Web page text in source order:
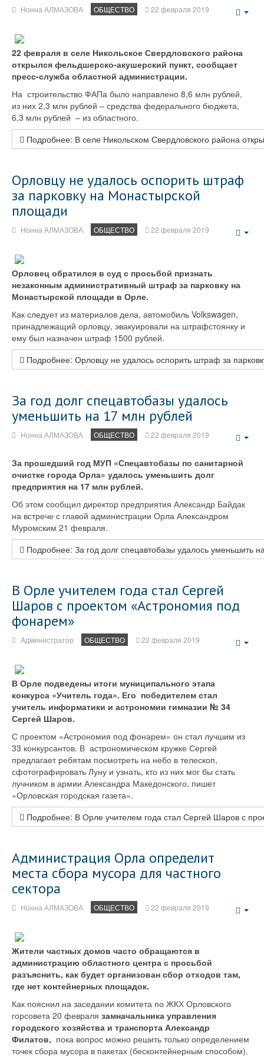
Нонна АЛМАЗОВА ОБЩЕСТВО 22 февраля 2019
22 февраля в селе Никольское Свердловского района
открылся фельдшерско-акушерский пункт, сообщает
пресс-служба областной администрации.
На строительство ФАПа было направлено 8,6 млн рублей,
из них 2,3 млн рублей – средства федерального бюджета,
6,3 млн рублей – из областного.
Подробнее: В селе Никольском Свердловского района
Орловцу не удалось оспорить штраф
за парковку на Монастырской
площади
Нонна АЛМАЗОВА ОБЩЕСТВО 22 февраля 2019
Орловец обратился в суд с просьбой признать
незаконным административный штраф за парковку на
Монастырской площади в Орле.
Как следует из материалов дела, автомобиль Volkswagen,
принадлежащий орловцу, эвакуировали на штрафстоянку и
ему был назначен штраф 1500 рублей.
Подробнее: Орловцу не удалось оспорить штраф за
За год долг спецавтобазы удалось
уменьшить на 17 млн рублей
Нонна АЛМАЗОВА ОБЩЕСТВО 22 февраля 2019
За прошедший год МУП «Спецавтобазы по санитарной
очистке города Орла» удалось уменьшить долг
предприятия на 17 млн рублей.
Об этом сообщил директор предприятия Александр Байдак
на встрече с главой администрации Орла Александром
Муромским 21 февраля.
Подробнее: За год долг спецавтобазы удалось уменьшить
В Орле учителем года стал Сергей
Шаров с проектом «Астрономия под
фонарем»
Администратор ОБЩЕСТВО 22 февраля 2019
В Орле подведены итоги муниципального этапа
конкурса «Учитель года». Его победителем стал
учитель информатики и астрономии гимназии № 34
Сергей Шаров.
С проектом «Астрономия под фонарем» он стал лучшим из
33 конкурсантов. В астрономическом кружке Сергей
предлагает ребятам посмотреть на небо в телескоп,
сфотографировать Луну и узнать, кто из них мог бы стать
лучником в армии Александра Македонского, пишет
«Орловская городская газета».
Подробнее: В Орле учителем года стал Сергей Шаров с
Администрация Орла определит
места сбора мусора для частного
сектора
Нонна АЛМАЗОВА ОБЩЕСТВО 22 февраля 2019
Жители частных домов часто обращаются в
администрацию областного центра с просьбой
разъяснить, как будет организован сбор отходов там,
где нет контейнерных площадок.
Как пояснил на заседании комитета по ЖКХ Орловского
горсовета 20 февраля замначальника управления
городского хозяйства и транспорта Александр
Филатов, пока вопрос можно решить только определением
точек сбора мусора в пакетах (бесконтейнерным способом).